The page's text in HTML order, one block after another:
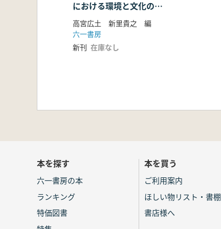
における環境と文化の変
遷に関する実証的研究
研究論文集
高宮広土 新里貴之 編
六一書房
新刊 在庫なし
本を探す
六一書房の本
ランキング
特価図書
本を買う
ご利用案内
ほしい物リスト・書棚
書店様へ